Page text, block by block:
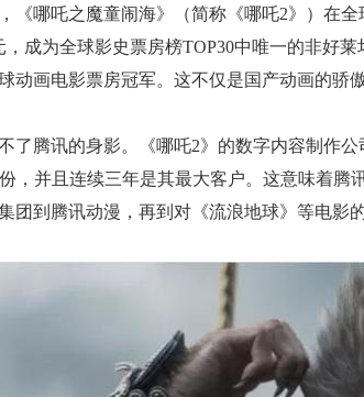
《哪吒之魔童闹海》（简称《哪吒2》）在
，成为全球影史票房榜TOP30中唯一的非好
动画电影票房冠军。这不仅是国产动画的骄
了腾讯的身影。《哪吒2》的数字内容制作
，并且连续三年是其最大客户。这意味着
团到腾讯动漫，再到对《流浪地球》等电影